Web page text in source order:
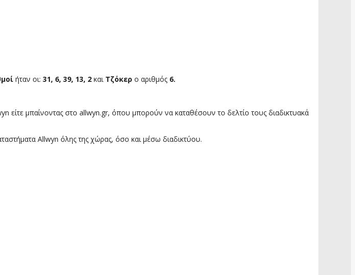
ήταν οι: 31, 6, 39, 13, 2 καιΤζόκερ ο αριθμός 6.
είτε μπαίνοντας στο allwyn.gr, όπου μπορούν να καταθέσουν το δελτίο τους διαδικτυακά
Allwyn όλης της χώρας, όσο και μέσω διαδικτύου.